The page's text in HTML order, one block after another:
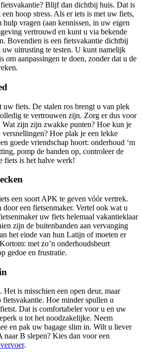
Blijf dan dichtbij huis. Dat is
hoop stress. Als er iets is met uw fiets,
vragen (aan kennissen, in uw eigen
vertrouwd en kunt u via bekende
Bovendien is een fietsvakantie dichtbij
uw uitrusting te testen. U kunt namelijk
om aanpassingen te doen, zonder dat u de
uw fiets. De stalen ros brengt u van plek
te vertrouwen zijn. Zorg er dus voor
Wat zijn zijn zwakke punten? Hoe kun je
versnellingen? Hoe plak je een lekke
goede vriendschap hoort: onderhoud ‘m
pomp de banden op, controleer de
fiets is het halve werk!
een soort APK te geven vóór vertrek.
een fietsenmaker. Vertel ook wat u
uw fiets helemaal vakantieklaar
zijn de buitenbanden aan vervanging
het einde van hun Latijn of moeten er
met zo’n onderhoudsbeurt
gedoe en frustratie.
is misschien een open deur, maar
fietsvakantie. Hoe minder spullen u
Dat is comfortabeler voor u en uw
u tot het noodzakelijke. Neem
en pak uw bagage slim in. Wilt u liever
naar B slepen? Kies dan voor een
.